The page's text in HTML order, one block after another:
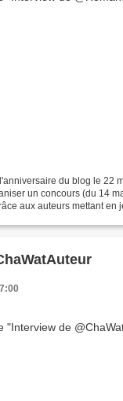
du blog le 22
un concours (du 14
aux auteurs mettant en